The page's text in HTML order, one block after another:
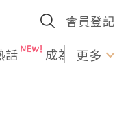
會員登記
話 成為U更多